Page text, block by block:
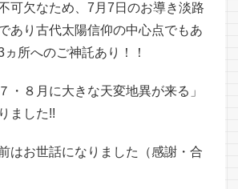
可欠なため、7月7日のお導き淡路
あり古代太陽信仰の中心点でもあ
所へのご神託あり！！
・８月に大きな天変地異が来る」
ました!!
はお世話になりました（感謝・合